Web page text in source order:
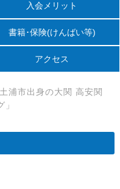
入会メリット
書籍･保険(けんばい等)
アクセス
土浦市出身の大関 高安関